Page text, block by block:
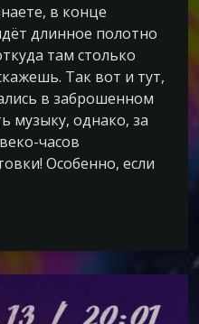
в конце
длинное полотно
там столько
Так вот и тут,
в заброшенном
музыку, однако, за
часов
Особенно, если